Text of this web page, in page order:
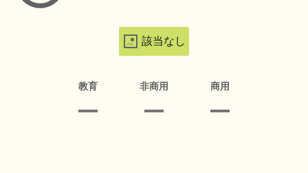
該当なし
教育 非商用 商用